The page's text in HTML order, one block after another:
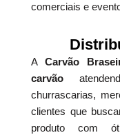
comerciais e
ACarvão
carvão
churrascarias,
clientes que
produto com